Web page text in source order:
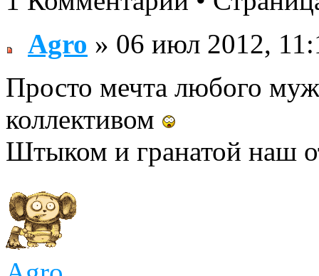
Agro » 06 июл 2012,
Просто мечта любого
коллективом
Штыком и гранатой наш